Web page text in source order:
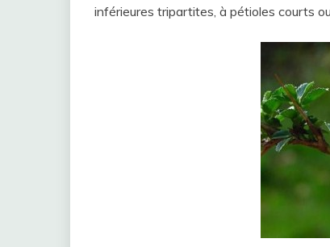
inférieures tripartites, à pétioles courts